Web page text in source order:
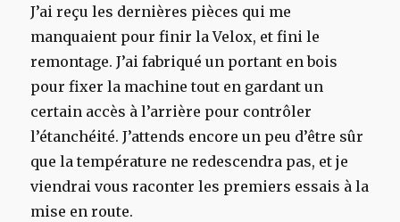
J’ai reçu les dernières pièces qui me
manquaient pour finir la Velox, et fini le
remontage. J’ai fabriqué un portant en bois
pour fixer la machine tout en gardant un
certain accès à l’arrière pour contrôler
l’étanchéité. J’attends encore un peu d’être sûr
que la température ne redescendra pas, et je
viendrai vous raconter les premiers essais à la
mise en route.